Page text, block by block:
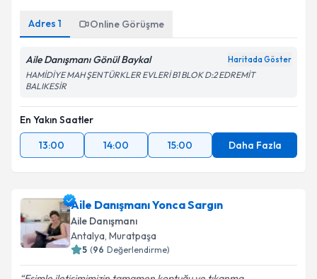
Adres 1 Online Görüşme
Aile Danışmanı Gönül Baykal
HAMİDİYE MAH ŞENTÜRKLER EVLERİ B1 BLOK D:2 EDREMİT
En Yakın Saatler
13:00
14:00 15:00 Daha Fazla
Aile Danışmanı Yonca Sargın
Aile Danışmanı
Antalya,Muratpaşa
( Değerlendirme)